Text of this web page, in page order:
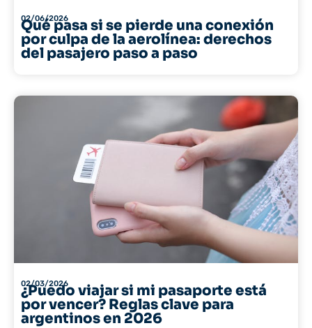
02/06/2026
Qué pasa si se pierde una conexión
por culpa de la aerolínea: derechos
del pasajero paso a paso
02/03/2026
¿Puedo viajar si mi pasaporte está
por vencer? Reglas clave para
argentinos en 2026